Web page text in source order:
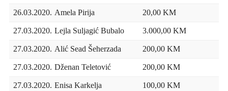
26.03.2020. Amela Pirija
20,00 KM
27.03.2020. Lejla Suljagić Bubalo
3.000,00 KM
27.03.2020. Alić Sead Šeherzada
200,00 KM
27.03.2020. Dženan Teletović
200,00 KM
27.03.2020. Enisa Karkelja
100,00 KM